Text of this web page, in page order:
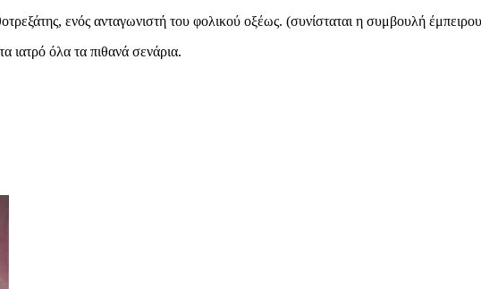
ενός ανταγωνιστή του φολικού οξέως. (συνίσταται η συμβουλή
ιατρό όλα τα πιθανά σενάρια.